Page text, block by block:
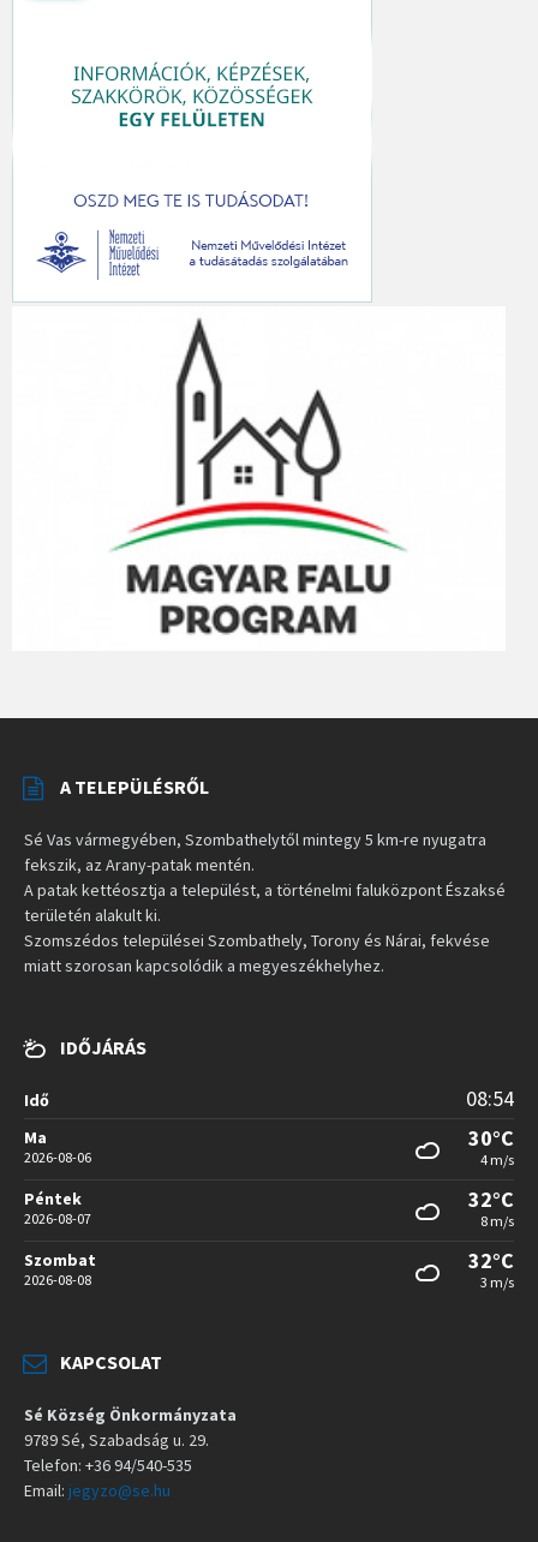
A TELEPÜLÉSRŐL
Sé Vas vármegyében, Szombathelytől mintegy 5 km-re nyugatra
fekszik, az Arany-patak mentén.
A patak kettéosztja a települést, a történelmi faluközpont Északsé
területén alakult ki.
Szomszédos települései Szombathely, Torony és Nárai, fekvése
miatt szorosan kapcsolódik a megyeszékhelyhez.
IDŐJÁRÁS
Idő 08:54
Ma
2026-08-06
30°C
4 m/s
Péntek
2026-08-07
32°C
8 m/s
Szombat
2026-08-08
32°C
3 m/s
KAPCSOLAT
Sé Község Önkormányzata
9789 Sé, Szabadság u. 29.
Telefon: +36 94/540-535
Email: jegyzo@se.hu